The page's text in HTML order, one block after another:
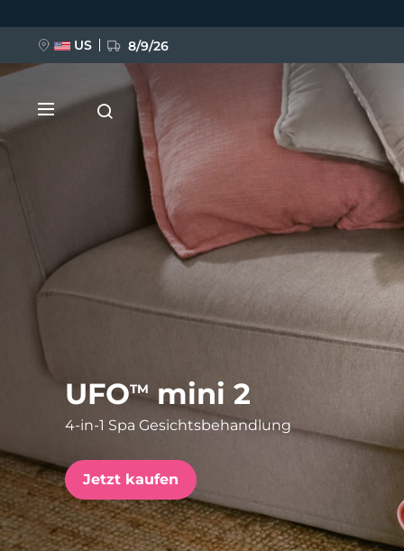
UFOTM mini 2
4-in-1 Spa Gesichtsbehandlung
Jetzt kaufen
US 8/9/26
NEU
FAQ™ Pure Beauty-Tech Elixir
BREAKING NEWS
issa™ Teeth Whitening Set